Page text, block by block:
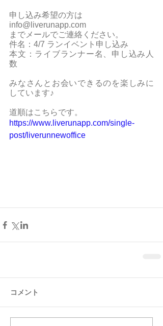
申し込み希望の方は
info@liverunapp.com
までメールでご連絡ください。
件名：4/7 ランイベント申し込み
本文：ライブランナー名、申し込み人
数
みなさんとお会いできるのを楽しみに
しています♪
道順はこちらです。
https://www.liverunapp.com/single-
post/liverunnewoffice
コメント